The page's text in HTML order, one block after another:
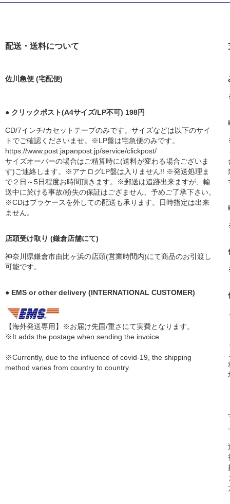
配送・送料について
佐川急便 (宅配便)
● クリックポスト(A4サイズ/LP不可) 198円
CD/7インチ/カセットテープのみです。サイズなどは以下のサイ
トでご確認くださいませ。※LP盤は宅急便のみです。
https://www.post.japanpost.jp/service/clickpost/
サイズオーバーの場合はご精算時に(送料が変わる場合ございま
す)ご連絡します。※アナログLP盤は入りません!! ※発送処理ま
で２日～5日程度お時間頂きます。※郵送は追跡出来ますが、輸
送中に於ける事故/紛失の保証はござません、予めご了承下さい。
※CDはプラケースを外しての配送も承ります。日時指定は出来
ません。
店頭受け取り (鎌倉店舗にて)
神奈川県鎌倉市由比ヶ浜の店頭(営業時間内)にて商品のお引渡し
可能です。
● EMS or other delivery (INTERNATIONAL CUSTOMER)
【海外発送専用】※お届け先国/重さにて実費となります。
※It adds the postage when sending the invoice.
※Currently, due to the influence of covid-19, the shipping
method varies from country to country.